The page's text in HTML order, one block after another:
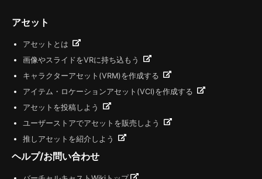
アセット
アセットとは
画像やスライドをVRに持ち込もう
キャラクターアセット(VRM)を作成する
アイテム・ロケーションアセット(VCI)を作成する
アセットを投稿しよう
ユーザーストアでアセットを販売しよう
推しアセットを紹介しよう
ヘルプ/お問い合わせ